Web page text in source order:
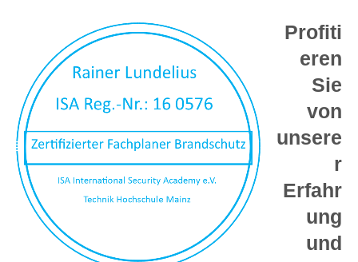
Profiti
eren
Sie
von
unsere
r
Erfahr
ung
und